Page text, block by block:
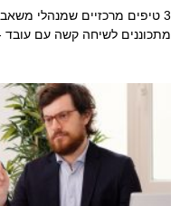
3 טיפים מרכזיים שמנהלי
מתכוננים לשיחה קשה עם עובד